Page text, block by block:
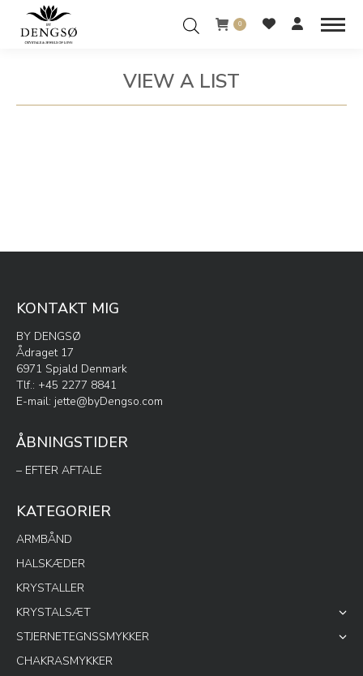
0
VIEW A LIST
You are here:
KONTAKT MIG
BY DENGSØ
Ådraget 17
6971 Spjald Denmark
Tlf.: +45 2277 8841
E-mail: jette@byDengso.com
ÅBNINGSTIDER
– EFTER AFTALE
KATEGORIER
ARMBÅND
HALSKÆDER
KRYSTALLER
KRYSTALSÆT
STJERNETEGNSSMYKKER
CHAKRASMYKKER